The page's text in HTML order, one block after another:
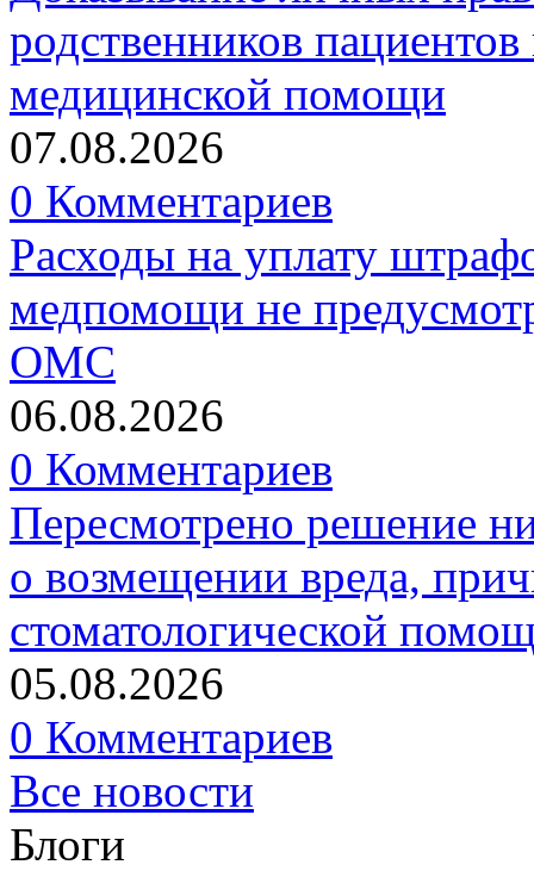
родственников
медицинской помощи
07.08.2026
0 Комментариев
Расходы на уплату
медпомощи не
ОМС
06.08.2026
0 Комментариев
Пересмотрено решение
о возмещении вреда,
стоматологической
05.08.2026
0 Комментариев
Все новости
Блоги